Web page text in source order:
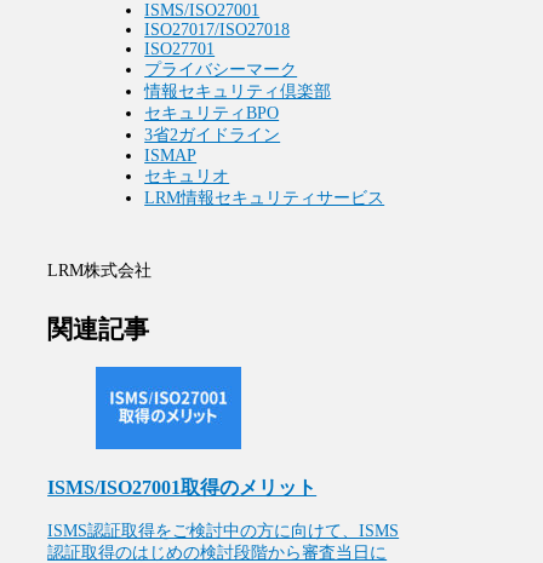
ISMS/ISO27001
ISO27017/ISO27018
ISO27701
プライバシーマーク
情報セキュリティ倶楽部
セキュリティBPO
3省2ガイドライン
ISMAP
セキュリオ
LRM情報セキュリティサービス
LRM株式会社
関連記事
ISMS/ISO27001取得のメリット
ISMS認証取得をご検討中の方に向けて、ISMS
認証取得のはじめの検討段階から審査当日に